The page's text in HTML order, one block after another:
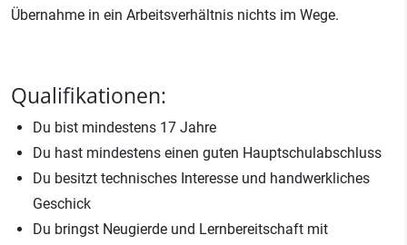
Übernahme in ein Arbeitsverhältnis nichts im Wege.
Qualifikationen:
Du bist mindestens 17 Jahre
Du hast mindestens einen guten Hauptschulabschluss
Du besitzt technisches Interesse und handwerkliches
Geschick
Du bringst Neugierde und Lernbereitschaft mit